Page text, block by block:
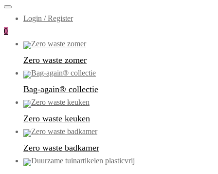
Login / Register
0
Zero waste zomer
Bag-again® collectie
Zero waste keuken
Zero waste badkamer